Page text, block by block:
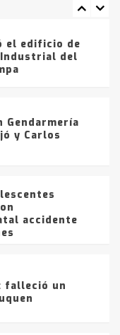
el edificio de
del
Gendarmería
y Carlos
accidente
falleció un